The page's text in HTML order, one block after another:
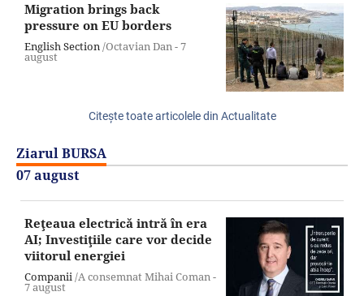
Migration brings back
pressure on EU borders
English Section/Octavian Dan -7
august
Citeşte toate articolele din Actualitate
Ziarul BURSA
07 august
Reţeaua electrică intră în era
AI; Investiţiile care vor decide
viitorul energiei
Companii/A consemnat Mihai Coman -
7 august